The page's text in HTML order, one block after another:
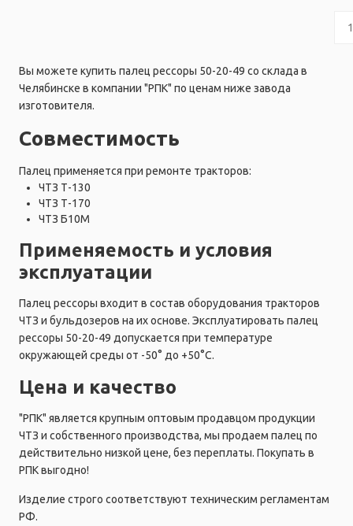
Вы можете купить палец рессоры 50-20-49 со склада в
Челябинске в компании "РПК" по ценам ниже завода
изготовителя.
Совместимость
Палец применяется при ремонте тракторов:
ЧТЗ Т-130
ЧТЗ Т-170
ЧТЗ Б10М
Применяемость и условия
эксплуатации
Палец рессоры входит в состав оборудования тракторов
ЧТЗ и бульдозеров на их основе. Эксплуатировать палец
рессоры 50-20-49 допускается при температуре
окружающей среды от -50° до +50°C.
Цена и качество
"РПК" является крупным оптовым продавцом продукции
ЧТЗ и собственного производства, мы продаем палец по
действительно низкой цене, без переплаты. Покупать в
РПК выгодно!
Изделие строго соответствуют техническим регламентам
РФ.